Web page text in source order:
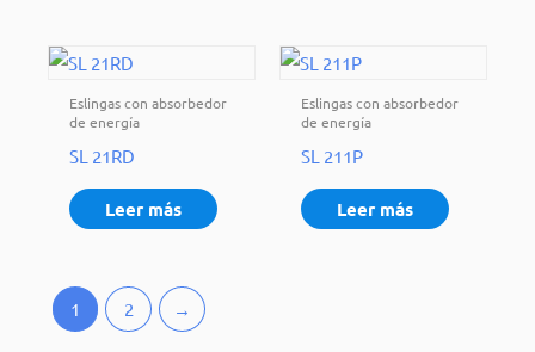
Eslingas con absorbedor
de energía
SL 21RD
Leer más
Eslingas con absorbedor
de energía
SL 211P
Leer más
1 2 →